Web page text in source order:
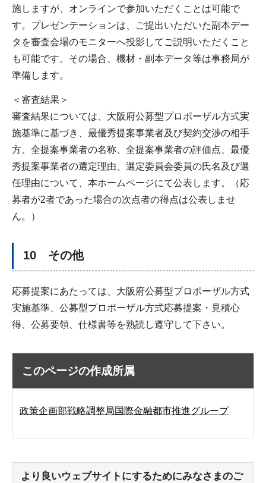
施しますが、オンラインで参加いただくことは可能で
す。プレゼンテーションは、ご提出いただいた副本デー
タを審査会場のモニターへ投影してご説明いただくこと
も可能です。その場合、機材・副本データ等は事務局が
準備します。
＜審査結果＞
審査結果については、大阪府公募型プロポーザル方式実
施基準に基づき、最優秀提案事業者及び契約交渉の相手
方、全提案事業者の名称、全提案事業者の評価点、最優
秀提案事業者の選定理由、選定委員会委員の氏名及び選
任理由について、本ホームページにて公表します。（応
募者が2者であった場合の次点者の得点は公表しませ
ん。）
10 その他
応募提案にあたっては、大阪府公募型プロポーザル方式
実施基準、公募型プロポーザル方式応募提案・見積心
得、公募要領、仕様書等を熟読し遵守して下さい。
このページの作成所属
政策企画部戦略調整局国際金融都市推進グループ
より良いウェブサイトにするためにみなさまのご